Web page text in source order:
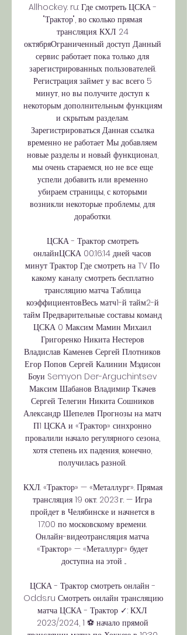
Allhockey. ru: Где смотреть ЦСКА -
"Трактор", во сколько прямая
трансляция. КХЛ 24
октябряОграниченный доступ Данный
сервис работает пока только для
зарегистрированных пользователей.
Регистрация займет у вас всего 5
минут, но вы получите доступ к
некоторым дополнительным функциям
и скрытым разделам.
Зарегистрироваться Данная ссылка
временно не работает Мы добавляем
новые разделы и новый функционал,
мы очень стараемся, но не все еще
успели добавить или временно
убираем страницы, с которыми
возникли некоторые проблемы, для
доработки.
ЦСКА - Трактор смотреть
онлайнЦСКА 00:16:14 дней часов
минут Трактор Где смотреть на TV По
какому каналу смотреть бесплатно
трансляцию матча Таблица
коэффициентовВесь матч1-й тайм2-й
тайм Предварительные составы команд
ЦСКА 0 Максим Мамин Михаил
Григоренко Никита Нестеров
Владислав Каменев Сергей Плотников
Егор Попов Сергей Калинин Мэдисон
Боуи Semyon Der-Arguchintsev
Максим Шабанов Владимир Ткачев
Сергей Телегин Никита Сошников
Александр Шепелев Прогнозы на матч
П1 ЦСКА и «Трактор» синхронно
провалили начало регулярного сезона,
хотя степень их падения, конечно,
получилась разной.
КХЛ. «Трактор» — «Металлург». Прямая
трансляция 19 окт. 2023 г. — Игра
пройдет в Челябинске и начнется в
17:00 по московскому времени.
Онлайн-видеотрансляция матча
«Трактор» — «Металлург» будет
доступна на этой ...
ЦСКА - Трактор смотреть онлайн -
Odds.ru Смотреть онлайн трансляцию
матча ЦСКА - Трактор ✓: КХЛ
2023/2024, 1 ⚽ начало прямой